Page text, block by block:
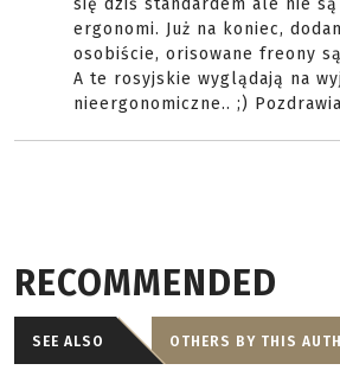
się dziś standardem ale nie
ergonomi. Już na koniec,
osobiście, orisowane freony
A te rosyjskie wyglądają na
nieergonomiczne.. ;)
RECOMMENDED
SEE ALSO OTHERS BY THIS